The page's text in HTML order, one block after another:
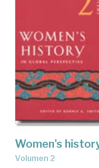
el
Feminismo
en
el
Mundo
Women's
volumen 2